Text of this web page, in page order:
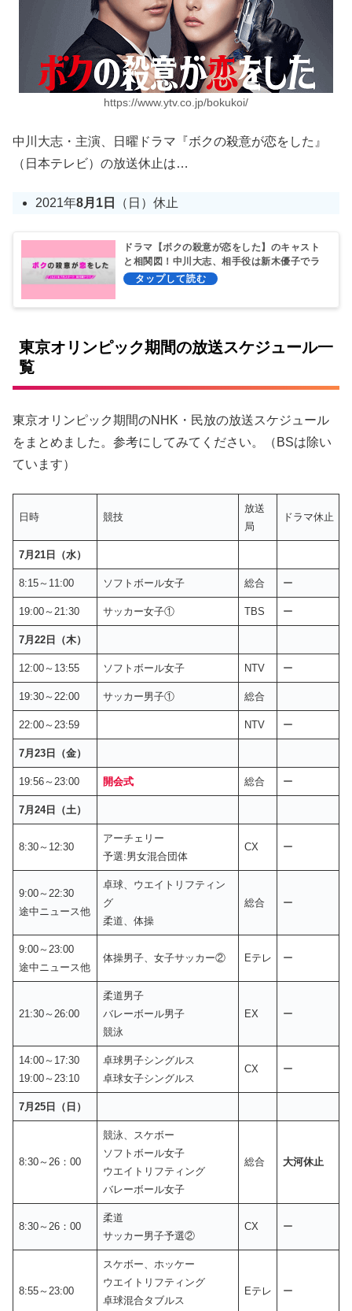
https://www.ytv.co.jp/bokukoi/
中川大志・主演、日曜ドラマ『ボクの殺意が恋をした』
（日本テレビ）の放送休止は…
2021年8月1日 （日）休止
ドラマ【ボクの殺意が恋をした】のキャスト
と相関図！中川大志、相手役は新木優子でラ
ブコメ！
東京オリンピック期間の放送スケジュール一
覧
東京オリンピック期間のNHK・民放の放送スケジュール
をまとめました。参考にしてみてください。（BSは除い
ています）
日時 競技
放送
局
ドラマ休止
7月21日（水）
8:15～11:00 ソフトボール女子 総合 ー
19:00～21:30 サッカー女子① TBS ー
7月22日（木）
12:00～13:55 ソフトボール女子 NTV ー
19:30～22:00 サッカー男子① 総合
22:00～23:59 NTV ー
7月23日（金）
19:56～23:00 開会式 総合 ー
7月24日（土）
8:30～12:30
アーチェリー
予選:男女混合団体
CX ー
9:00～22:30
途中ニュース他
卓球、ウエイトリフティン
グ
柔道、体操
総合 ー
9:00～23:00
途中ニュース他
体操男子、女子サッカー② Eテレ ー
21:30～26:00
柔道男子
バレーボール男子
競泳
EX ー
14:00～17:30
19:00～23:10
卓球男子シングルス
卓球女子シングルス
CX ー
7月25日（日）
8:30～26：00
競泳、スケボー
ソフトボール女子
ウエイトリフティング
バレーボール女子
総合 大河休止
8:30～26：00
柔道
サッカー男子予選②
CX ー
8:55～23:00
スケボー、ホッケー
ウエイトリフティング
卓球混合タブルス
Eテレ ー